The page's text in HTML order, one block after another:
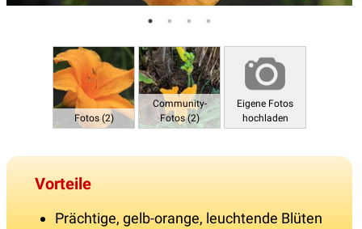
Fotos (2)
Community-
Fotos (2)
Eigene Fotos
hochladen
Vorteile
Prächtige, gelb-orange, leuchtende Blüten